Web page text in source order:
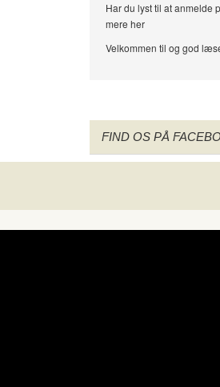
Har du lyst til at anmelde
mere her
Velkommen til og god
FIND OS PÅ